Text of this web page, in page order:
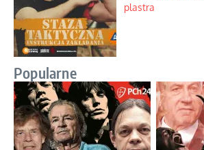
plastra
Popularne